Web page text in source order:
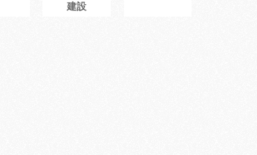
建設